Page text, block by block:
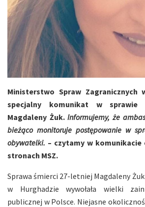
Ministerstwo Spraw Zagranicznych
specjalny komunikat w sprawie
Magdaleny Żuk.Informujemy, że
bieżąco monitoruje postępowanie w
obywatelki. – czytamy w komunikacie
stronach MSZ.
Sprawa śmierci 27-letniej Magdaleny
w Hurghadzie wywołała wielki
publicznej w Polsce. Niejasne